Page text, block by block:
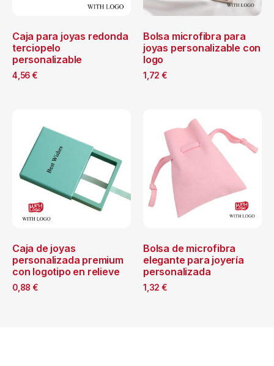
Caja para joyas redonda
terciopelo
personalizable
4,56 €
Bolsa microfibra para
joyas personalizable con
logo
1,72 €
Caja de joyas
personalizada premium
con logotipo en relieve
0,88 €
Bolsa de microfibra
elegante para joyería
personalizada
1,32 €